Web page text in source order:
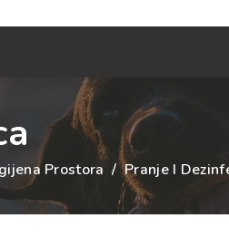
Prostora /Pranje I